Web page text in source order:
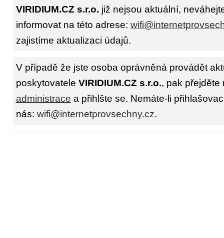
VIRIDIUM.CZ s.r.o. již nejsou aktuální,
informovat na této adrese:
zajistíme aktualizaci údajů.
V případě že jste osoba oprávněná provádět
poskytovatele VIRIDIUM.CZ s.r.o., pak přejděte
administrace a přihlšte se. Nemáte-li
nás: wifi@internetprovsechny.cz.